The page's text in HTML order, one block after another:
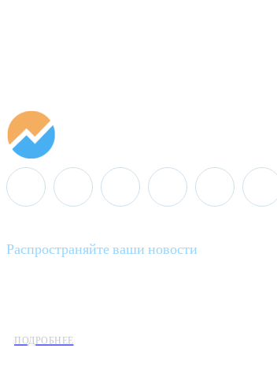
Распространяйте ваши новости
ПОДРОБНЕЕ